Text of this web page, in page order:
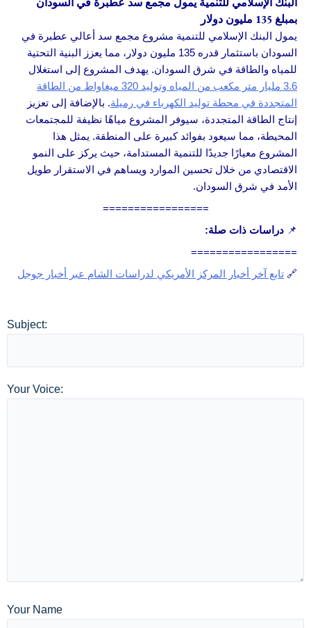
بمبلغ 135 مليون دولار
يمول البنك الإسلامي للتنمية مشروع مجمع سد أعالي عطبرة في
السودان باستثمار قدره 135 مليون دولار، مما يعزز البنية التحتية
للمياه والطاقة في شرق السودان. يهدف المشروع إلى استغلال
3.6 مليار متر مكعب من المياه وتوليد 320 ميغاواط من الطاقة
المتجددة في محطة توليد الكهرباء في رميلة. بالإضافة إلى تعزيز
إنتاج الطاقة المتجددة، سيوفر المشروع مياهًا نظيفة للمجتمعات
المحيطة، مما سيعود بفوائد كبيرة على المنطقة. يمثل هذا
المشروع معيارًا جديدًا للتنمية المستدامة، حيث يركز على النمو
الاقتصادي من خلال تحسين الموارد ويساهم في الاستقرار طويل
الأمد في شرق السودان.
=================
📌 دراسات ذات صلة:
=================
🔗 تابع آخر أخبار المركز الأمريكي لدراسات الشام عبر أخبار جوجل
Subject:
Your Voice:
Your Name